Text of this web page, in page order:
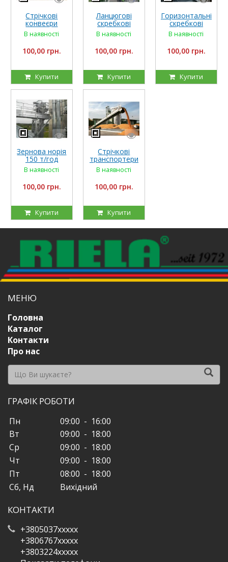
Стрічкові
конвеєри
універсальні
В наявності
100,00 грн.
Купити
Ланцюгові
скребкові
транспортери
В наявності
100,00 грн.
Купити
Горизонтальні
скребкові
транспортери
В наявності
100,00 грн.
Купити
Зернова норія
150 т/год
В наявності
100,00 грн.
Купити
Стрічкові
транспортери
RIELA
В наявності
100,00 грн.
Купити
МЕНЮ
Головна
Каталог
Контакти
Про нас
ГРАФІК РОБОТИ
Пн
09:00 - 16:00
Вт
09:00 - 18:00
Ср
09:00 - 18:00
Чт
09:00 - 18:00
Пт
08:00 - 18:00
Сб, Нд
Вихідний
КОНТАКТИ
+3805037xxxxx
+3806767xxxxx
+3803224xxxxx